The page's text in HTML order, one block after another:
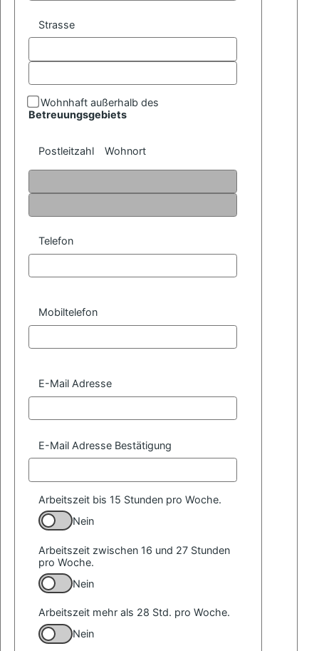
Strasse
Wohnhaft außerhalb des
Betreuungsgebiets
Postleitzahl Wohnort
Telefon
Mobiltelefon
E-Mail Adresse
E-Mail Adresse Bestätigung
Arbeitszeit bis 15 Stunden pro Woche.
Nein
Arbeitszeit zwischen 16 und 27 Stunden
pro Woche.
Nein
Arbeitszeit mehr als 28 Std. pro Woche.
Nein